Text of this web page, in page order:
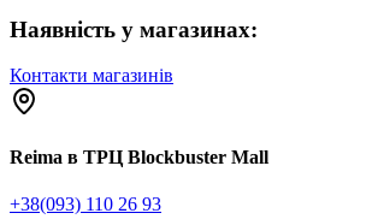
Наявність у магазинах:
Контакти магазинів
Reima в ТРЦ Blockbuster Mall
+38(093) 110 26 93